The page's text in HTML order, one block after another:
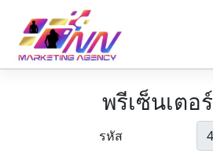
พรีเซ็นเตอร์
รหัส